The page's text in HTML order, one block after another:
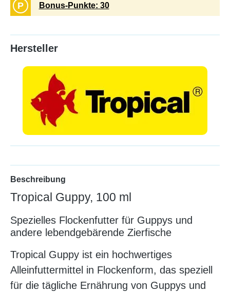
P Bonus-Punkte: 30
Hersteller
Beschreibung
Tropical Guppy, 100 ml
Spezielles Flockenfutter für Guppys und
andere lebendgebärende Zierfische
Tropical Guppy ist ein hochwertiges
Alleinfuttermittel in Flockenform, das speziell
für die tägliche Ernährung von Guppys und